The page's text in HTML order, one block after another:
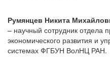
Румянцев Никита
– научный сотрудник отдела
экономического развития и
системах ФГБУН ВолНЦ РАН.